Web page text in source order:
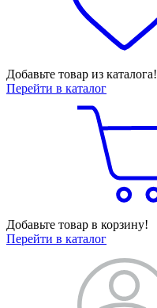
Добавьте товар из каталога!
Перейти в каталог
Добавьте товар в корзину!
Перейти в каталог